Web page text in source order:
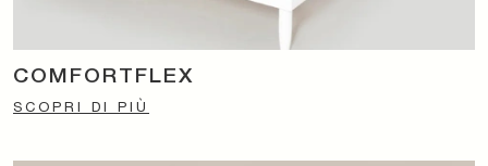
COMFORTFLEX
SCOPRI DI PIÙ